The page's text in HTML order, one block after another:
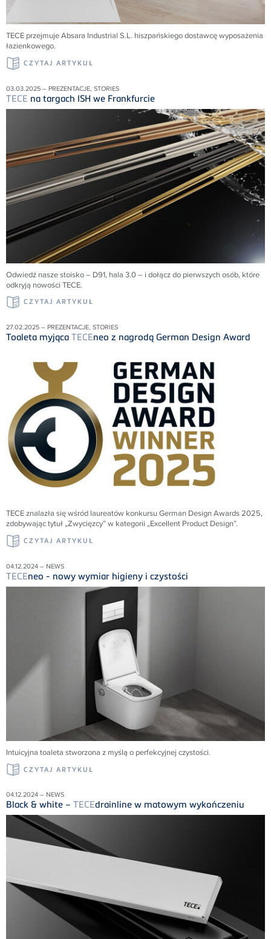
TECE przejmuje Absara Industrial S.L. hiszpańskiego dostawcę wyposażenia
łazienkowego.
CZYTAJ ARTYKUŁ
03.03.2025 – PREZENTACJE, STORIES
TECE na targach ISH we Frankfurcie
Odwiedź nasze stoisko – D91, hala 3.0 – i dołącz do pierwszych osób, które
odkryją nowości TECE.
CZYTAJ ARTYKUŁ
27.02.2025 – PREZENTACJE, STORIES
Toaleta myjąca TECEneo z nagrodą German Design Award
TECE znalazła się wśród laureatów konkursu German Design Awards 2025,
zdobywając tytuł „Zwycięzcy” w kategorii „Excellent Product Design”.
CZYTAJ ARTYKUŁ
04.12.2024 – NEWS
TECEneo - nowy wymiar higieny i czystości
Intuicyjna toaleta stworzona z myślą o perfekcyjnej czystości.
CZYTAJ ARTYKUŁ
04.12.2024 – NEWS
Black & white – TECEdrainline w matowym wykończeniu